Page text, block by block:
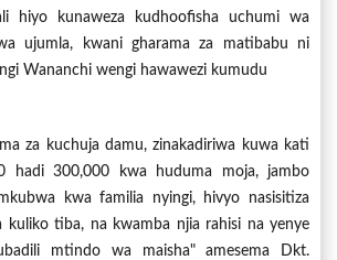
hiyo kunaweza kudhoofisha uchumi wa
ujumla, kwani gharama za matibabu ni
Wananchi wengi hawawezi kumudu
za kuchuja damu, zinakadiriwa kuwa kati
hadi 300,000 kwa huduma moja, jambo
kwa familia nyingi, hivyo nasisitiza
kuliko tiba, na kwamba njia rahisi na yenye
mtindo wa maisha" amesema Dkt.